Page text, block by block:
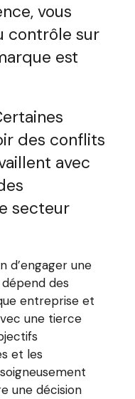
vous
contrôle sur
est
des conflits
avec
secteur
d’engager une
des
entreprise et
une tierce
et les
une décision